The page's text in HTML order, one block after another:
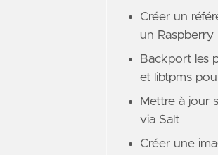
Créer un
un
Backport les
et libtpms
Mettre à jour
via Salt
Créer une